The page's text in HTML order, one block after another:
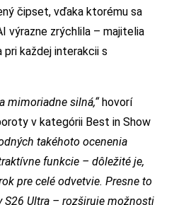
čipset, vďaka ktorému sa
výrazne zrýchlila – majitelia
každej interakcii s
mimoriadne silná,“ hovorí
v kategórii Best in Show
takéhoto ocenenia
funkcie – dôležité je,
pre celé odvetvie. Presne to
S26 Ultra – rozširuje možnosti